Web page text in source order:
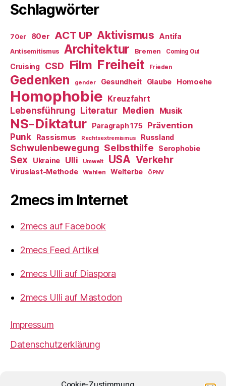
Schlagwörter
70er 80er ACT UP Aktivismus Antifa
Antisemitismus Architektur Bremen Coming Out
Cruising CSD Film Freiheit Frieden
Gedenken gender Gesundheit Glaube Homoehe
Homophobie Kreuzfahrt
Lebensführung Literatur Medien Musik
NS-Diktatur Paragraph 175
Prävention
Punk
Rassismus Rechtsextremismus Russland
Schwulenbewegung Selbsthilfe Serophobie
Sex Ukraine Ulli Umwelt USA Verkehr
Viruslast-Methode Wahlen Welterbe ÖPNV
2mecs im Internet
2mecs auf Facebook
2mecs Feed Artikel
2mecs Ulli auf Diaspora
2mecs Ulli auf Mastodon
Impressum
Datenschutzerklärung
Ulrich Würdemannist sofern nicht